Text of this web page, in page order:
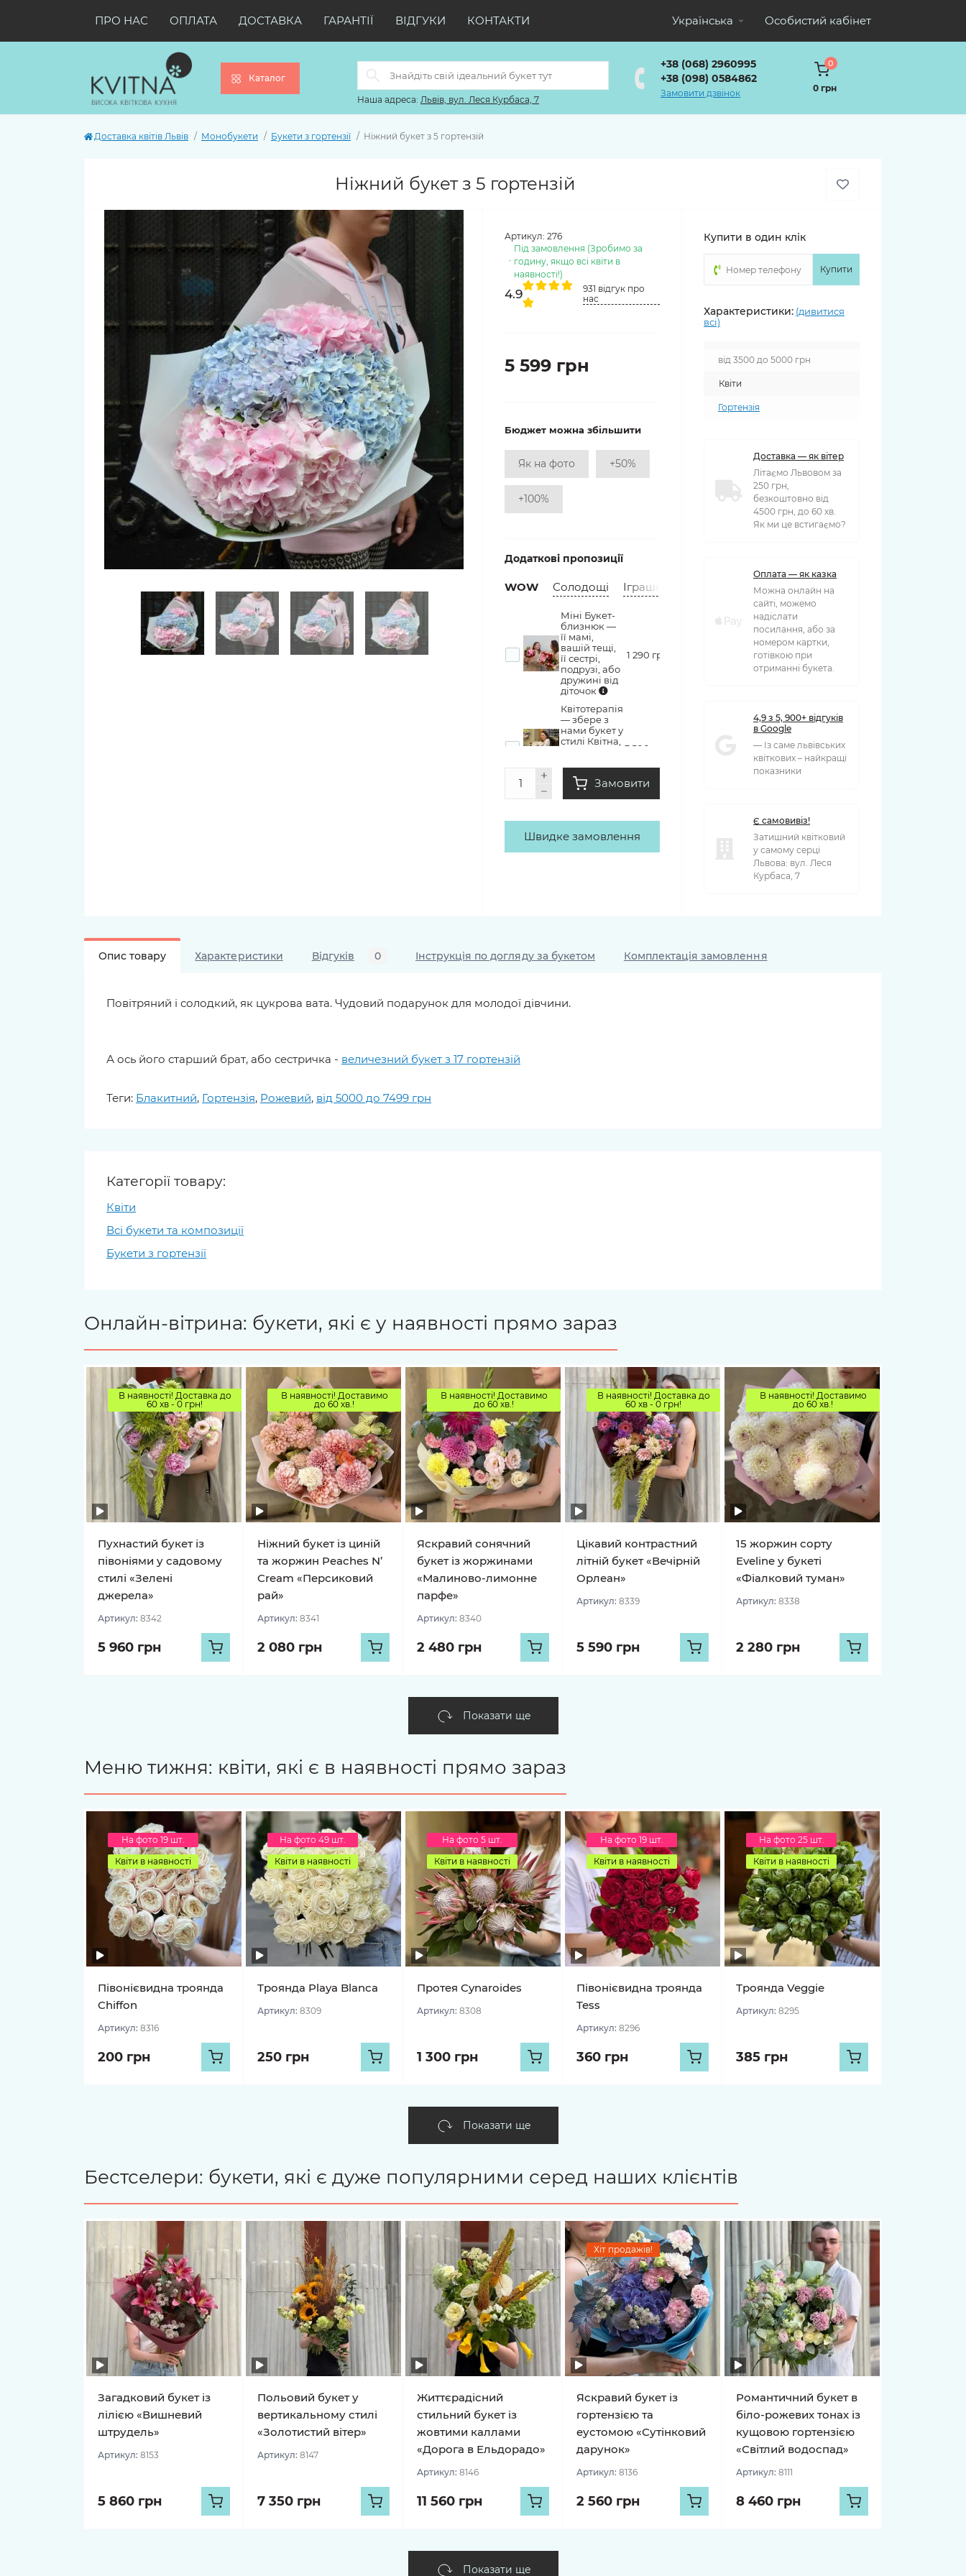
ПРО НАС ОПЛАТА ДОСТАВКА ГАРАНТІЇ ВІДГУКИ КОНТАКТИ Українська Особистий кабінет
Каталог
Наша адреса: Львів, вул. Леся Курбаса, 7
+38 (068) 2960995
+38 (098) 0584862
Замовити дзвінок
0
0 грн
Доставка квітів Львів Монобукети Букети з гортензії Ніжний букет з 5 гортензій
Ніжний букет з 5 гортензій
Артикул: 276
Під замовлення (Зробимо за
годину, якщо всі квіти в
наявності!)
4.9
931 відгук про
нас
5 599 грн
Бюджет можна збільшити
Як на фото +50%
+100%
Додаткові пропозиції
WOW Солодощі Іграшки
Міні Букет-
близнюк —
її мамі,
вашій тещі,
її сестрі,
подрузі, або
дружині від
діточок
1 290 грн
Квітотерапія
— збере з
нами букет у
стилі Квітна,
емоцій
3 500 грн
Замовити
Швидке замовлення
Купити в один клік
Купити
Характеристики: (дивитися
всі)
від 3500 до 5000 грн
Квіти
Гортензія
Доставка — як вітер
Літаємо Львовом за
250 грн,
безкоштовно від
4500 грн, до 60 хв.
Як ми це встигаємо?
Оплата — як казка
Можна онлайн на
сайті, можемо
надіслати
посилання, або за
номером картки,
готівкою при
отриманні букета.
4,9 з 5, 900+ відгуків
в Google
— Із саме львівських
квіткових – найкращі
показники
Є самовивіз!
Затишний квітковий
у самому серці
Львова: вул. Леся
Курбаса, 7
Опис товару Характеристики Відгуків 0 Інструкція по догляду за букетом Комплектація замовлення
Повітряний і солодкий, як цукрова вата. Чудовий подарунок для молодої дівчини.
А ось його старший брат, або сестричка - величезний букет з 17 гортензій
Теги: Блакитний, Гортензія, Рожевий, від 5000 до 7499 грн
Категорії товару:
Квіти
Всі букети та композиції
Букети з гортензії
Онлайн-вітрина: букети, які є у наявності прямо зараз
В наявності! Доставка до
60 хв - 0 грн!
Пухнастий букет із
півоніями у садовому
стилі «Зелені
джерела»
Артикул: 8342
5 960 грн
В наявності! Доставимо
до 60 хв.!
Ніжний букет із циній
та жоржин Peaches N’
Cream «Персиковий
рай»
Артикул: 8341
2 080 грн
В наявності! Доставимо
до 60 хв.!
Яскравий сонячний
букет із жоржинами
«Малиново-лимонне
парфе»
Артикул: 8340
2 480 грн
В наявності! Доставка до
60 хв - 0 грн!
Цікавий контрастний
літній букет «Вечірній
Орлеан»
Артикул: 8339
5 590 грн
В наявності! Доставимо
до 60 хв.!
15 жоржин сорту
Eveline у букеті
«Фіалковий туман»
Артикул: 8338
2 280 грн
Показати ще
Меню тижня: квіти, які є в наявності прямо зараз
На фото 19 шт.
Квіти в наявності
Півонієвидна троянда
Chiffon
Артикул: 8316
200 грн
На фото 49 шт.
Квіти в наявності
Троянда Playa Blanca
Артикул: 8309
250 грн
На фото 5 шт.
Квіти в наявності
Протея Cynaroides
Артикул: 8308
1 300 грн
На фото 19 шт.
Квіти в наявності
Півонієвидна троянда
Tess
Артикул: 8296
360 грн
На фото 25 шт.
Квіти в наявності
Троянда Veggie
Артикул: 8295
385 грн
Показати ще
Бестселери: букети, які є дуже популярними серед наших клієнтів
Загадковий букет із
лілією «Вишневий
штрудель»
Артикул: 8153
5 860 грн
Польовий букет у
вертикальному стилі
«Золотистий вітер»
Артикул: 8147
7 350 грн
Життєрадісний
стильний букет із
жовтими каллами
«Дорога в Ельдорадо»
Артикул: 8146
11 560 грн
Хіт продажів!
Яскравий букет із
гортензією та
еустомою «Сутінковий
дарунок»
Артикул: 8136
2 560 грн
Романтичний букет в
біло-рожевих тонах із
кущовою гортензією
«Світлий водоспад»
Артикул: 8111
8 460 грн
Показати ще